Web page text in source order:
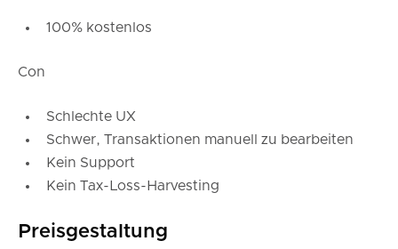
100% kostenlos
Con
Schlechte UX
Schwer, Transaktionen manuell zu bearbeiten
Kein Support
Kein Tax-Loss-Harvesting
Preisgestaltung